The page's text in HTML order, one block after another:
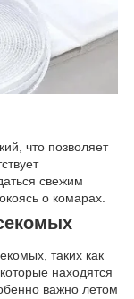
что позволяет
свежим
о комарах.
таких как
находятся
важно летом